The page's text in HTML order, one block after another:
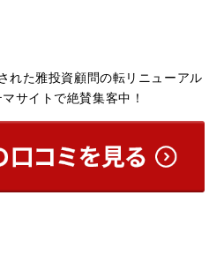
れた雅投資顧問の転リニューアル
サイトで絶賛集客中！